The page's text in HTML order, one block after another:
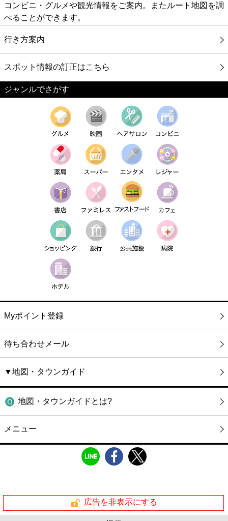
コンビニ・グルメや観光情報をご案内。またルート地図を調
べることができます。
行き方案内
スポット情報の訂正はこちら
ジャンルでさがす
Myポイント登録
待ち合わせメール
▼地図・タウンガイド
地図・タウンガイドとは?
メニュー
広告を非表示にする